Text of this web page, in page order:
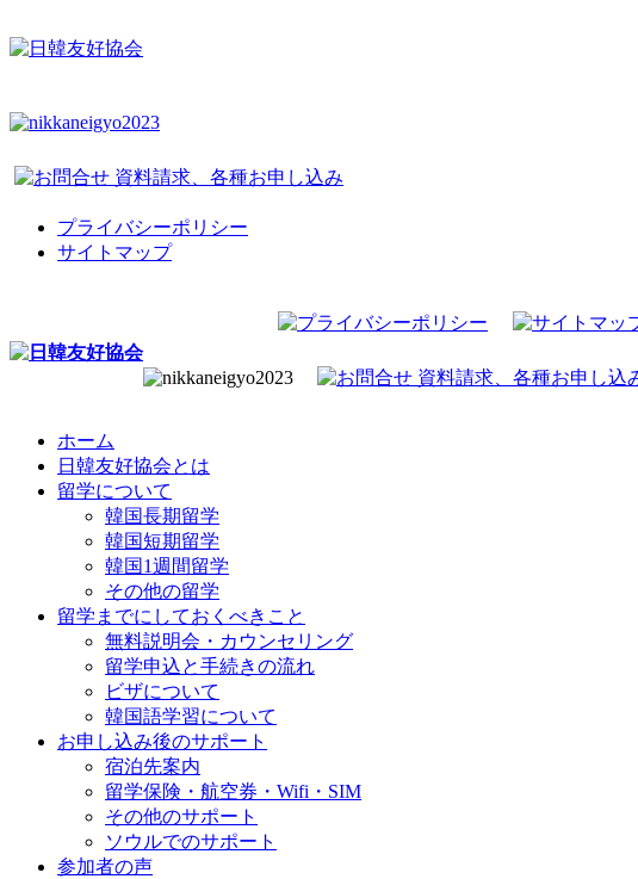
プライバシーポリシー
サイトマップ
ホーム
日韓友好協会とは
留学について
韓国長期留学
韓国短期留学
韓国1週間留学
その他の留学
留学までにしておくべきこと
無料説明会・カウンセリング
留学申込と手続きの流れ
ビザについて
韓国語学習について
お申し込み後のサポート
宿泊先案内
留学保険・航空券・Wifi・SIM
その他のサポート
ソウルでのサポート
参加者の声